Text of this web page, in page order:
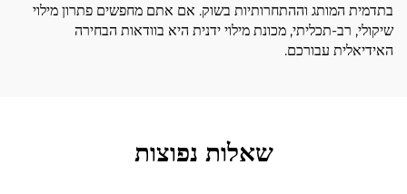
בתדמית המותג וההתחרותיות בשוק. אם אתם מחפשים פתרון מילוי
שיקולי, רב-תכליתי, מכונת מילוי ידנית היא בוודאות הבחירה
האידיאלית עבורכם.
שאלות נפוצות